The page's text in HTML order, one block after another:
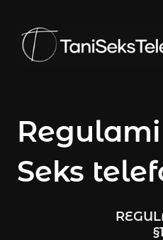
Seks
§1